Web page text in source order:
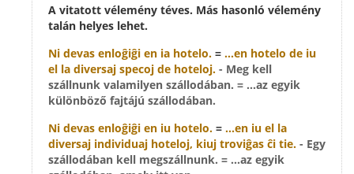
A vitatott vélemény téves. Más hasonló vélemény
talán helyes lehet.
Ni devas enloĝiĝi en ia hotelo. = ...en hotelo de iu
el la diversaj specoj de hoteloj. - Meg kell
szállnunk valamilyen szállodában. = ...az egyik
különböző fajtájú szállodában.
Ni devas enloĝiĝi en iu hotelo. = ...en iu el la
diversaj individuaj hoteloj, kiuj troviĝas ĉi tie. - Egy
szállodában kell megszállnunk. = ...az egyik